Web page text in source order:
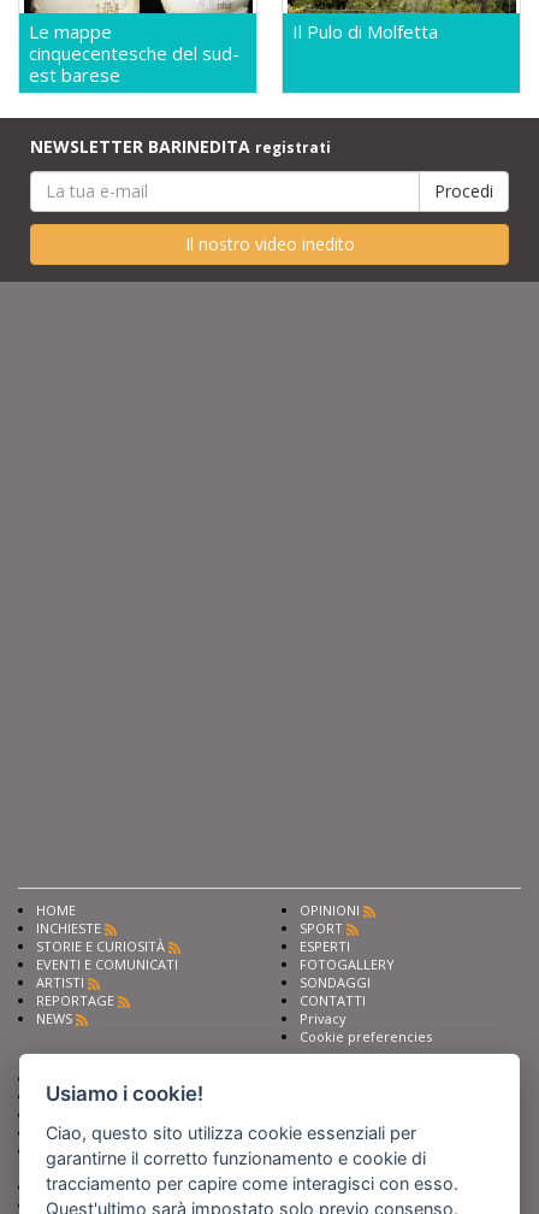
Le mappe
cinquecentesche del sud-
est barese
Il Pulo di Molfetta
NEWSLETTER BARINEDITA registrati
Il nostro video inedito
HOME
INCHIESTE
STORIE E CURIOSITÀ
EVENTI E COMUNICATI
ARTISTI
REPORTAGE
NEWS
OPINIONI
SPORT
ESPERTI
FOTOGALLERY
SONDAGGI
CONTATTI
Privacy
Cookie preferencies
Scrivi alla redazione
Sostieni Barinedita
Iscriviti al nostro corso di
giornalismo
Compra i nostri libri
Entra in Barinedita Map
Usiamo i cookie!
Ciao, questo sito utilizza cookie essenziali per
garantirne il corretto funzionamento e cookie di
tracciamento per capire come interagisci con esso.
Quest'ultimo sarà impostato solo previo consenso.